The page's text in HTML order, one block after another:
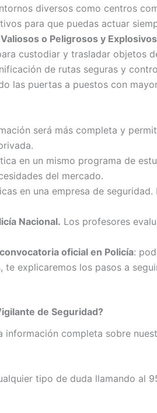
diversos como centros
para que puedas actuar
o Peligrosos y Explosivos
custodiar y trasladar objetos
de rutas seguras y
las puertas a puestos con
será más completa y
en un mismo programa de
del mercado.
en una empresa de
Nacional. Los profesores
oficial en Policía:
te explicaremos los pasos a
de Seguridad?
información completa sobre
tipo de duda llamando al